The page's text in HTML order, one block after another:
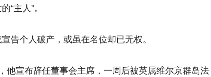
“主人”。
告个人破产，或虽在名位却已无权。
他宣布辞任董事会主席，一周后被英属维尔京群岛法